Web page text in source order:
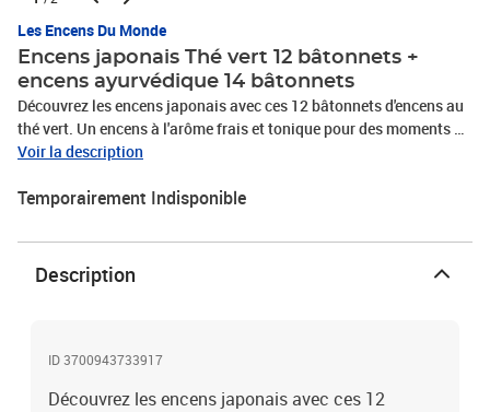
Les Encens Du Monde
Encens japonais Thé vert 12 bâtonnets +
encens ayurvédique 14 bâtonnets
Découvrez les encens japonais avec ces 12 bâtonnets d'encens au
thé vert. Un encens à l'arôme frais et tonique pour des moments de
partage. Chaque bâtonnet dure environ 50 minutes et parfume de
fabriquée au Vietnam, selon la technique japonaise. Le bois utilisé
d'allumer l'extrémité et de secouer légèrement le bâtonnet pour
qu'il puisse se consumer lentement après. Découvrez également
les bâtonnets d'encens au Yuzu! 12 bâtonnets de 50 minutes
découvrir les produits de cette gamme authentique d'encens
Voir la description
Temporairement Indisponible
Description
ID 3700943733917
Découvrez les encens japonais avec ces 12